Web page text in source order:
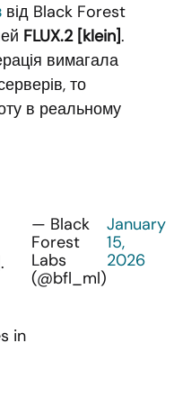
від Black Forest
FLUX.2 [klein].
вимагала
то
в реальному
in
— Black
Forest
Labs
(@bfl_ml)
January
15,
2026